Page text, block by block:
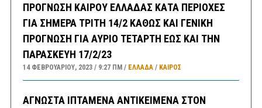
ΠΡΟΓΝΩΣΗ ΚΑΙΡΟΥ ΕΛΛΑΔΑΣ ΚΑΤΑ ΠΕΡΙΟΧΕΣ
ΓΙΑ ΣΗΜΕΡΑ ΤΡΙΤΗ 14/2 ΚΑΘΩΣ ΚΑΙ ΓΕΝΙΚΗ
ΠΡΟΓΝΩΣΗ ΓΙΑ ΑΥΡΙΟ ΤΕΤΑΡΤΗ ΕΩΣ ΚΑΙ ΤΗΝ
ΠΑΡΑΣΚΕΥΗ 17/2/23
14 ΦΕΒΡΟΥΑΡΊΟΥ, 2023 9:27 ΠΜ ΕΛΛΑΔA/ ΚΑΙΡΌΣ
ΑΓΝΩΣΤΑ ΙΠΤΑΜΕΝΑ ΑΝΤΙΚΕΙΜΕΝΑ ΣΤΟΝ